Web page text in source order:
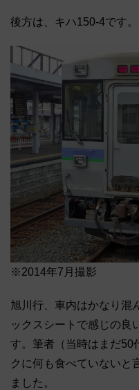
後方は、キハ150-4です。
※2014年7月撮影
旭川行、車内はかなり混
ックスシートで感じの良
す。筆者（当時はまだ50
クに何も食べていないと
ました。